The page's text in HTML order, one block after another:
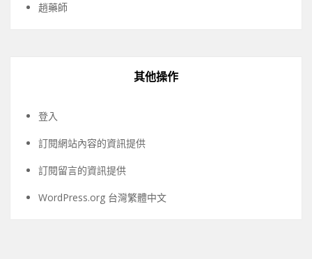
趙藥師
其他操作
登入
訂閱網站內容的資訊提供
訂閱留言的資訊提供
WordPress.org 台灣繁體中文